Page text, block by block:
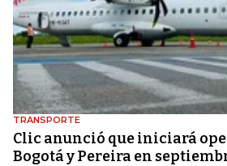
TRANSPORTE
Clic anunció que iniciará
Bogotá y Pereira en